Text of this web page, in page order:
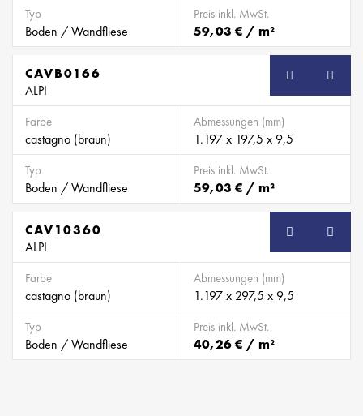
Typ
Boden / Wandfliese
Preis inkl. MwSt.
59,03 € / m²
SB
CAVB0166
ALPI
Farbe
castagno (braun)
Abmessungen (mm)
1.197 x 197,5 x 9,5
Typ
Boden / Wandfliese
Preis inkl. MwSt.
59,03 € / m²
CAV10360
ALPI
Farbe
castagno (braun)
Abmessungen (mm)
1.197 x 297,5 x 9,5
Typ
Boden / Wandfliese
Preis inkl. MwSt.
40,26 € / m²